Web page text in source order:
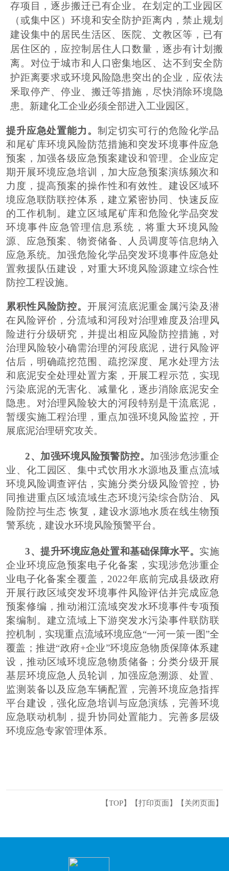
存项目，逐步搬迁已有企业。在划定的工业园区
（或集中区）环境和安全防护距离内，禁止规划
建设集中的居民生活区、医院、文教区等，已有
居住区的，应控制居住人口数量，逐步有计划搬
离。对位于城市和人口密集地区、达不到安全防
护距离要求或环境风险隐患突出的企业，应依法
釆取停产、停业、搬迁等措施，尽快消除环境隐
患。新建化工企业必须全部进入工业园区。
提升应急处置能力。 制定切实可行的危险化学品
和尾矿库环境风险防范措施和突发环境事件应急
预案，加强各级应急预案建设和管理。企业应定
期开展环境应急培训，加大应急预案演练频次和
力度，提高预案的操作性和有效性。建设区域环
境应急联防联控体系，建立紧密协同、快速反应
的工作机制。建立区域尾矿库和危险化学品突发
环境事件应急管理信息系统，将重大环境风险
源、应急预案、物资储备、人员调度等信息纳入
应急系统。加强危险化学品突发环境事件应急处
置救援队伍建设，对重大环境风险源建立综合性
防控工程设施。
累积性风险防控。开展河流底泥重金属污染及潜
在风险评价，分流域和河段对治理难度及治理风
险进行分级研究，并提出相应风险防控措施，对
治理风险较小确需治理的河段底泥，进行风险评
估后，明确疏挖范围、疏挖深度、尾水处理方法
和底泥安全处理处置方案，开展工程示范，实现
污染底泥的无害化、减量化，逐步消除底泥安全
隐患。对治理风险较大的河段特别是干流底泥，
暂缓实施工程治理，重点加强环境风险监控，开
展底泥治理研究攻关。
2、加强环境风险预警防控。 加强涉危涉重企
业、化工园区、集中式饮用水水源地及重点流域
环境风险调查评估，实施分类分级风险管控，协
同推进重点区域流域生态环境污染综合防治、风
险防控与生态 恢复，建设水源地水质在线生物预
警系统，建设水环境风险预警平台。
3、提升环境应急处置和基础保障水平。 实施
企业环境应急预案电子化备案，实现涉危涉重企
业电子化备案全覆盖， 2022年底前完成县级政府
开展行政区域突发环境事件风险评估并完成应急
预案修编，推动湘江流域突发水环境事件专项预
案编制。建立流域上下游突发水污染事件联防联
控机制，实现重点流域环境应急“一河一策一图”全
覆盖；推进“政府+企业”环境应急物质保障体系建
设，推动区域环境应急物质储备；分类分级开展
基层环境应急人员轮训，加强应急溯源、处置、
监测装备以及应急车辆配置，完善环境应急指挥
平台建设，强化应急培训与应急演练，完善环境
应急联动机制，提升协同处置能力。完善多层级
环境应急专家管理体系。
【TOP】 【打印页面】【关闭页面】